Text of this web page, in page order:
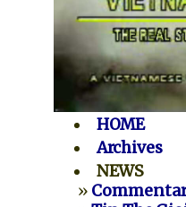
HOME
Archives
NEWS
»